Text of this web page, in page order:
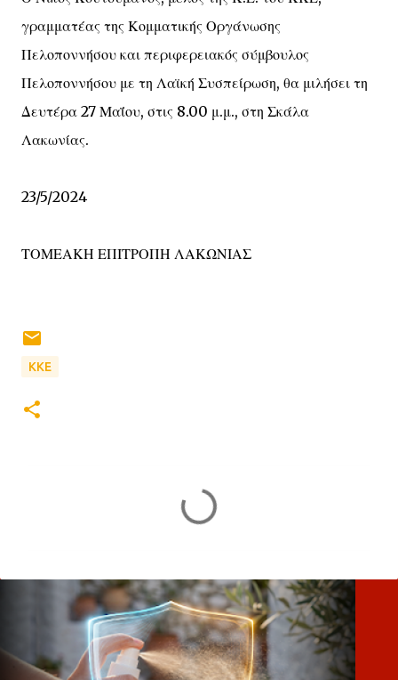
γραμματέας της Κομματικής Οργάνωσης
Πελοποννήσου και περιφερειακός σύμβουλος
Πελοποννήσου με τη Λαϊκή Συσπείρωση, θα μιλήσει τη
Δευτέρα 27 Μαΐου, στις 8.00 μ.μ., στη Σκάλα
Λακωνίας.
23/5/2024
ΤΟΜΕΑΚΗ ΕΠΙΤΡΟΠΗ ΛΑΚΩΝΙΑΣ
ΚΚΕ
λ